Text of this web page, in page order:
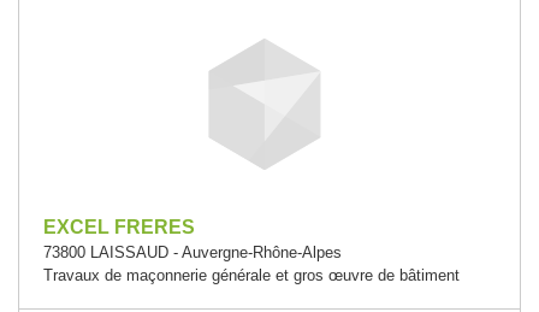
EXCEL FRERES
73800 LAISSAUD - Auvergne-Rhône-Alpes
Travaux de maçonnerie générale et gros œuvre de bâtiment